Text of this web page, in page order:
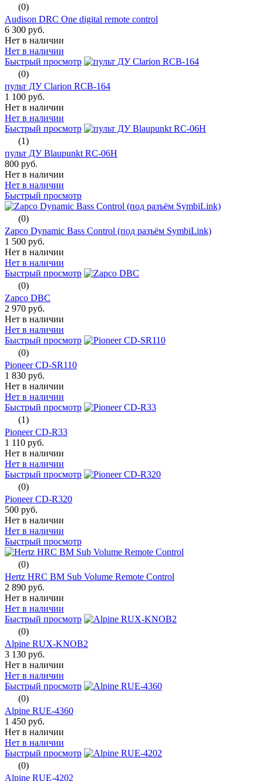
(0)
Audison DRC One digital remote control
6 300 руб.
Нет в наличии
Нет в наличии
Быстрый просмотр
(0)
пульт ДУ Clarion RCB-164
1 100 руб.
Нет в наличии
Нет в наличии
Быстрый просмотр
(1)
пульт ДУ Blaupunkt RC-06H
800 руб.
Нет в наличии
Нет в наличии
Быстрый просмотр
(0)
Zapco Dynamic Bass Control (под разъём SymbiLink)
1 500 руб.
Нет в наличии
Нет в наличии
Быстрый просмотр
(0)
Zapco DBC
2 970 руб.
Нет в наличии
Нет в наличии
Быстрый просмотр
(0)
Pioneer CD-SR110
1 830 руб.
Нет в наличии
Нет в наличии
Быстрый просмотр
(1)
Pioneer CD-R33
1 110 руб.
Нет в наличии
Нет в наличии
Быстрый просмотр
(0)
Pioneer CD-R320
500 руб.
Нет в наличии
Нет в наличии
Быстрый просмотр
(0)
Hertz HRC BM Sub Volume Remote Control
2 890 руб.
Нет в наличии
Нет в наличии
Быстрый просмотр
(0)
Alpine RUX-KNOB2
3 130 руб.
Нет в наличии
Нет в наличии
Быстрый просмотр
(0)
Alpine RUE-4360
1 450 руб.
Нет в наличии
Нет в наличии
Быстрый просмотр
(0)
Alpine RUE-4202